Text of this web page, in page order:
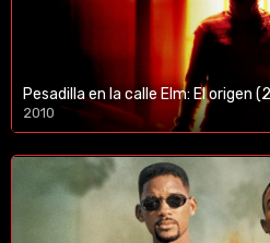
Pesadilla en la calle Elm: El origen
2010
1080p/720p